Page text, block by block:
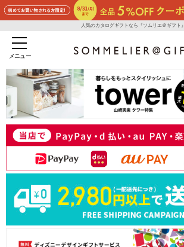
人気のカタログギフトなら『ソムリエ＠ギフト』
メニュー